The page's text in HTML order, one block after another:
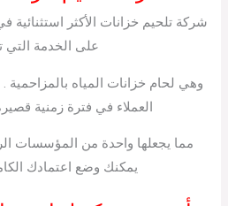
شركة تلحيم خزانات الأكثر
على الخدمة التي
وهي لحام خزانات المياه بالمزاحمية
العملاء في فترة زمنية
مما يجعلها واحدة من المؤسسات
يمكنك وضع اعتمادك